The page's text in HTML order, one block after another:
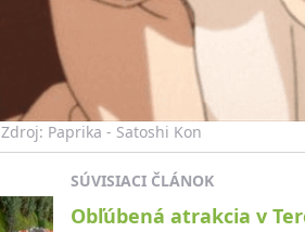
Zdroj: Paprika - Satoshi Kon
SÚVISIACI ČLÁNOK
Obľúbená atrakcia v